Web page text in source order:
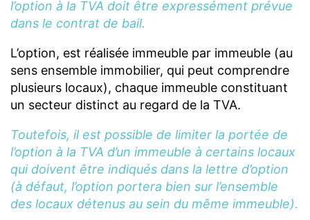
l’option à la TVA doit être expressément prévue
dans le contrat de bail.
L’option, est réalisée immeuble par immeuble (au
sens ensemble immobilier, qui peut comprendre
plusieurs locaux), chaque immeuble constituant
un secteur distinct au regard de la TVA.
Toutefois, il est possible de limiter la portée de
l’option à la TVA d’un immeuble à certains locaux
qui doivent être indiqués dans la lettre d’option
(à défaut, l’option portera bien sur l’ensemble
des locaux détenus au sein du même immeuble).